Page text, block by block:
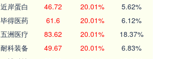
近岸蛋白 46.72 20.01% 5.62%
毕得医药 61.6 20.01% 6.12%
五洲医疗 83.62 20.01% 18.37%
耐科装备 49.67 20.01% 6.83%